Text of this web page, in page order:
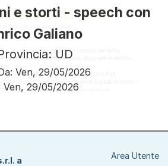
e storti - speech con
Galiano
UD
Ven, 29/05/2026
Ven, 29/05/2026
Area Utente
a